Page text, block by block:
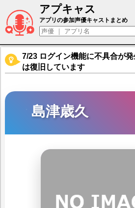
アプキャス
島津歳久（声優：近衛
アプリの参加声優キャストまとめ
7/23 ログイン機能に不具合が
は復旧しています
島津歳久